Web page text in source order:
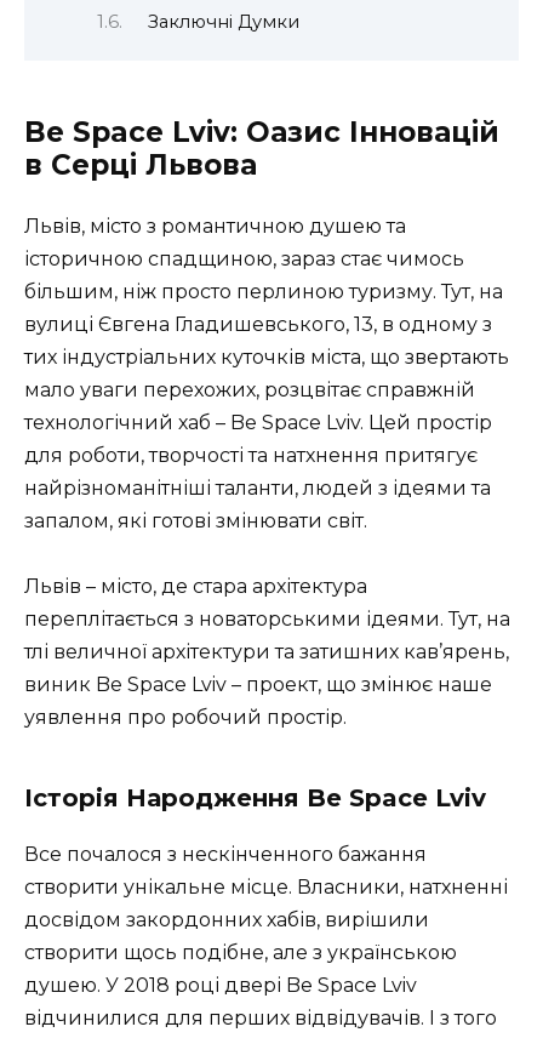
Заключні Думки
Be Space Lviv: Оазис Інновацій
в Серці Львова
Львів, місто з романтичною душею та
історичною спадщиною, зараз стає чимось
більшим, ніж просто перлиною туризму. Тут, на
вулиці Євгена Гладишевського, 13, в одному з
тих індустріальних куточків міста, що звертають
мало уваги перехожих, розцвітає справжній
технологічний хаб – Be Space Lviv. Цей простір
для роботи, творчості та натхнення притягує
найрізноманітніші таланти, людей з ідеями та
запалом, які готові змінювати світ.
Львів – місто, де стара архітектура
переплітається з новаторськими ідеями. Тут, на
тлі величної архітектури та затишних кав’ярень,
виник Be Space Lviv – проект, що змінює наше
уявлення про робочий простір.
Історія Народження Be Space Lviv
Все почалося з нескінченного бажання
створити унікальне місце. Власники, натхненні
досвідом закордонних хабів, вирішили
створити щось подібне, але з українською
душею. У 2018 році двері Be Space Lviv
відчинилися для перших відвідувачів. І з того